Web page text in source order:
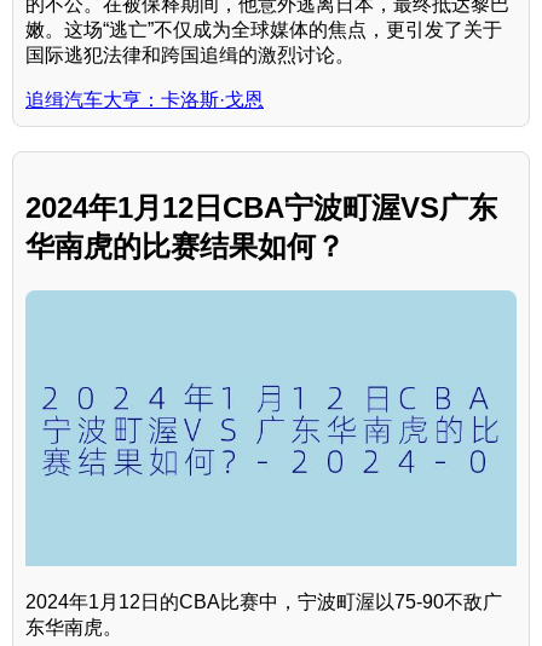
的不公。在被保释期间，他意外逃离日本，最终抵达黎巴
嫩。这场“逃亡”不仅成为全球媒体的焦点，更引发了关于
国际逃犯法律和跨国追缉的激烈讨论。
追缉汽车大亨：卡洛斯·戈恩
2024年1月12日CBA宁波町渥VS广东
华南虎的比赛结果如何？
2024年1月12日的CBA比赛中，宁波町渥以75-90不敌广
东华南虎。